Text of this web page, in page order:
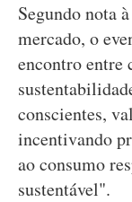
Segundo nota
mercado, o
encontro entre
conscientes,
incentivando
ao consumo
sustentável".